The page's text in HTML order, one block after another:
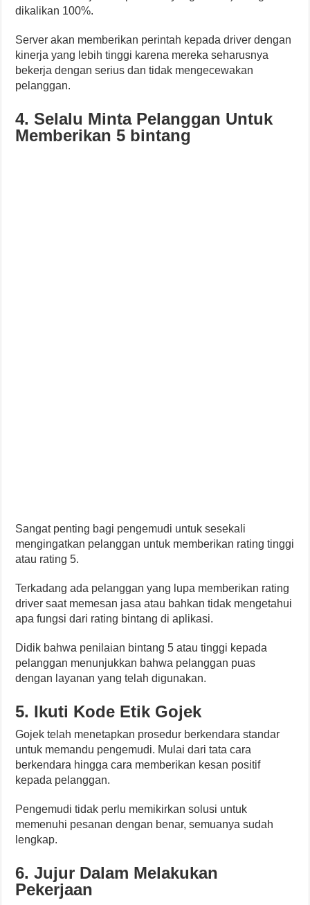
dikalikan 100%.
Server akan memberikan perintah kepada driver dengan
kinerja yang lebih tinggi karena mereka seharusnya
bekerja dengan serius dan tidak mengecewakan
pelanggan.
4. Selalu Minta Pelanggan Untuk
Memberikan 5 bintang
Sangat penting bagi pengemudi untuk sesekali
mengingatkan pelanggan untuk memberikan rating tinggi
atau rating 5.
Terkadang ada pelanggan yang lupa memberikan rating
driver saat memesan jasa atau bahkan tidak mengetahui
apa fungsi dari rating bintang di aplikasi.
Didik bahwa penilaian bintang 5 atau tinggi kepada
pelanggan menunjukkan bahwa pelanggan puas
dengan layanan yang telah digunakan.
5. Ikuti Kode Etik Gojek
Gojek telah menetapkan prosedur berkendara standar
untuk memandu pengemudi. Mulai dari tata cara
berkendara hingga cara memberikan kesan positif
kepada pelanggan.
Pengemudi tidak perlu memikirkan solusi untuk
memenuhi pesanan dengan benar, semuanya sudah
lengkap.
6. Jujur Dalam Melakukan
Pekerjaan